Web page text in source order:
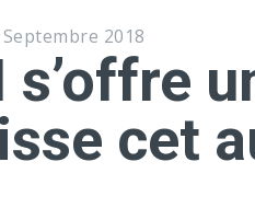
2018
s’offre
cet